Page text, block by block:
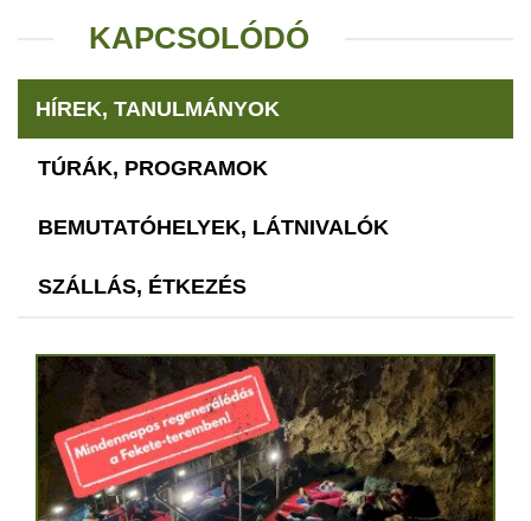
KAPCSOLÓDÓ
HÍREK, TANULMÁNYOK
TÚRÁK, PROGRAMOK
BEMUTATÓHELYEK, LÁTNIVALÓK
SZÁLLÁS, ÉTKEZÉS